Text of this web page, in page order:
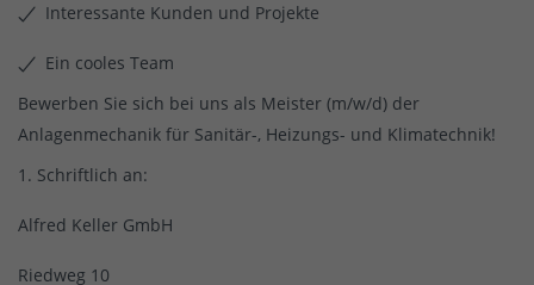
Interessante Kunden und Projekte
Ein cooles Team
Bewerben Sie sich bei uns als Meister (m/w/d) der
Anlagenmechanik für Sanitär-, Heizungs- und Klimatechnik!
Schriftlich an:
Alfred Keller GmbH
Riedweg 10